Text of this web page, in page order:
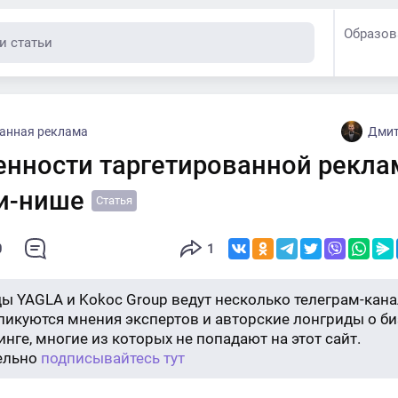
реклама
таргетированной
нише
Статья
1
YAGLA и Kokoc Group ведут несколько телеграм-
мнения экспертов и авторские лонгриды о
многие из которых не попадают на этот сайт.
подписывайтесь тут